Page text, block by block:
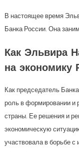
В настоящее время
Банка России. Она
Как Эльвира
на экономику
Как председатель
роль в формировании и
страны. Ее решения и
экономическую
участвовала в борьбе